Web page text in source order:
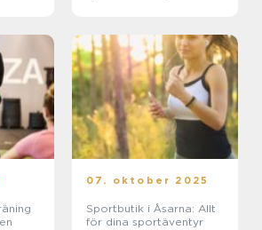
07. oktober 2025
Sportbutik i Åsarna: Allt
för dina sportäventyr